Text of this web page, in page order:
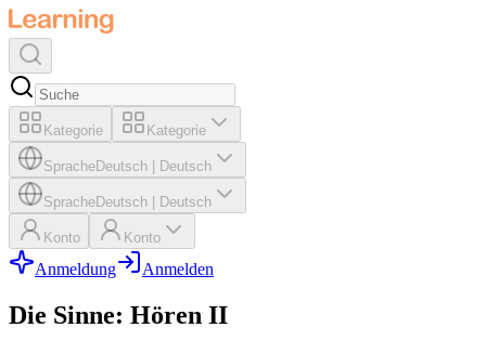
Kategorie Kategorie
SpracheDeutsch Deutsch
SpracheDeutsch Deutsch
Konto Konto
Anmeldung Anmelden
Die Sinne: Hören II